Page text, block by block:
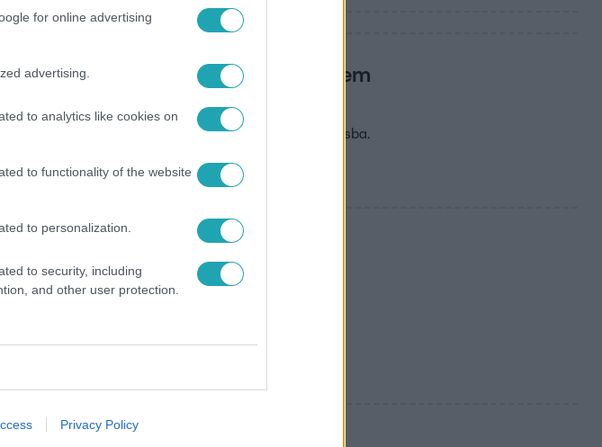
for online advertising
advertising.
to analytics like cookies on
to functionality of the website
to personalization.
to security, including
and other user protection.
Privacy Policy
lezárt várost Japánban, a lakók nem
egy most újranyitott és megtisztított városba.
a